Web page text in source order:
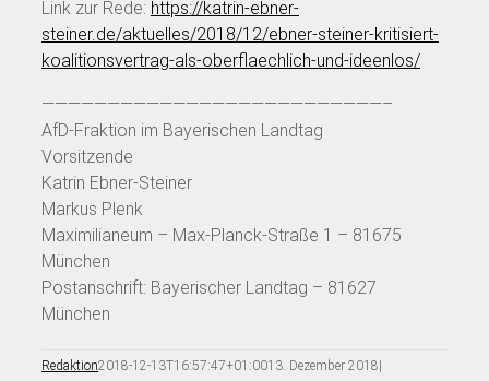
Link zur Rede: https://katrin-ebner-
steiner.de/aktuelles/2018/12/ebner-steiner-kritisiert-
koalitionsvertrag-als-oberflaechlich-und-ideenlos/
——————————————————————————–
AfD-Fraktion im Bayerischen Landtag
Vorsitzende
Katrin Ebner-Steiner
Markus Plenk
Maximilianeum – Max-Planck-Straße 1 – 81675
München
Postanschrift: Bayerischer Landtag – 81627
München
Redaktion2018-12-13T16:57:47+01:0013. Dezember 2018|